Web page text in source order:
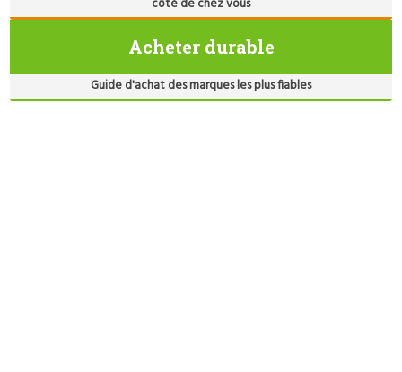
côté de chez vous
Acheter durable
Guide d'achat des marques les plus fiables